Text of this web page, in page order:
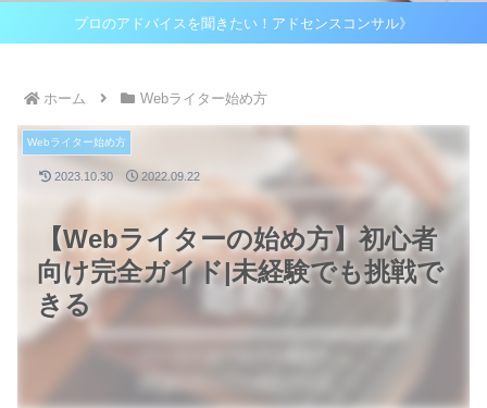
プロのアドバイスを聞きたい！アドセンスコンサル》
ホーム Webライター始め方
【Webライターの始め方】初心者
向け完全ガイド|未経験でも挑戦で
きる
Webライター始め方
2023.10.30 2022.09.22